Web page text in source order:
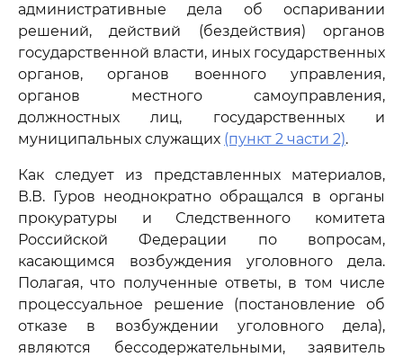
административные дела об оспаривании
решений, действий (бездействия) органов
государственной власти, иных государственных
органов, органов военного управления,
органов местного самоуправления,
должностных лиц, государственных и
муниципальных служащих (пункт 2 части 2).
Как следует из представленных материалов,
В.В. Гуров неоднократно обращался в органы
прокуратуры и Следственного комитета
Российской Федерации по вопросам,
касающимся возбуждения уголовного дела.
Полагая, что полученные ответы, в том числе
процессуальное решение (постановление об
отказе в возбуждении уголовного дела),
являются бессодержательными, заявитель